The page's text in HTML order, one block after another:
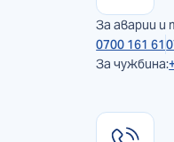
За аварии и
0700 161 61
За чужбина: